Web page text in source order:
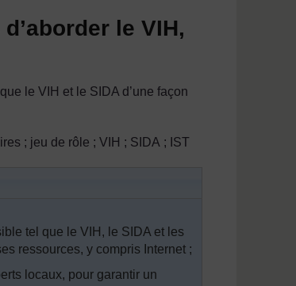
le VIH,
le VIH et le SIDA d’une façon
; jeu de rôle ; VIH ; SIDA ; IST
tel que le VIH, le SIDA et les
ressources, y compris Internet ;
locaux, pour garantir un